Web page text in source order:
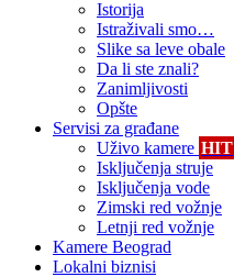
Istorija
Istraživali smo…
Slike sa leve obale
Da li ste znali?
Zanimljivosti
Opšte
Servisi za građane
Uživo kamere HIT
Isključenja struje
Isključenja vode
Zimski red vožnje
Letnji red vožnje
Kamere Beograd
Lokalni biznisi